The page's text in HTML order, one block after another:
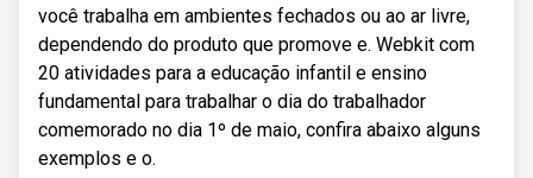
você trabalha em ambientes fechados ou ao ar livre,
dependendo do produto que promove e. Webkit com
20 atividades para a educação infantil e ensino
fundamental para trabalhar o dia do trabalhador
comemorado no dia 1º de maio, confira abaixo alguns
exemplos e o.